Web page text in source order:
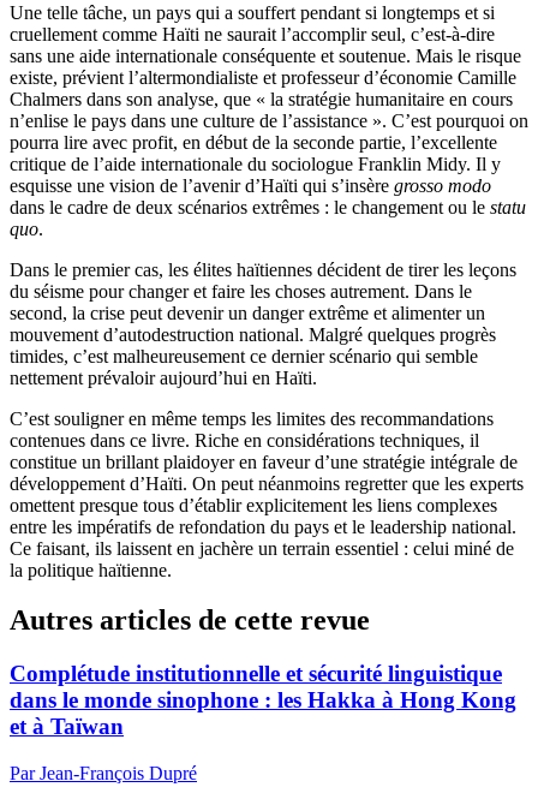
Une telle tâche, un pays qui a souffert pendant si longtemps et si
cruellement comme Haïti ne saurait l’accomplir seul, c’est-à-dire
sans une aide internationale conséquente et soutenue. Mais le risque
existe, prévient l’altermondialiste et professeur d’économie Camille
Chalmers dans son analyse, que « la stratégie humanitaire en cours
n’enlise le pays dans une culture de l’assistance ». C’est pourquoi on
pourra lire avec profit, en début de la seconde partie, l’excellente
critique de l’aide internationale du sociologue Franklin Midy. Il y
esquisse une vision de l’avenir d’Haïti qui s’insère grosso modo
dans le cadre de deux scénarios extrêmes : le changement ou le statu
quo.
Dans le premier cas, les élites haïtiennes décident de tirer les leçons
du séisme pour changer et faire les choses autrement. Dans le
second, la crise peut devenir un danger extrême et alimenter un
mouvement d’autodestruction national. Malgré quelques progrès
timides, c’est malheureusement ce dernier scénario qui semble
nettement prévaloir aujourd’hui en Haïti.
C’est souligner en même temps les limites des recommandations
contenues dans ce livre. Riche en considérations techniques, il
constitue un brillant plaidoyer en faveur d’une stratégie intégrale de
développement d’Haïti. On peut néanmoins regretter que les experts
omettent presque tous d’établir explicitement les liens complexes
entre les impératifs de refondation du pays et le leadership national.
Ce faisant, ils laissent en jachère un terrain essentiel : celui miné de
la politique haïtienne.
Autres articles de cette revue
Complétude institutionnelle et sécurité linguistique
dans le monde sinophone : les Hakka à Hong Kong
et à Taïwan
Par Jean-François Dupré